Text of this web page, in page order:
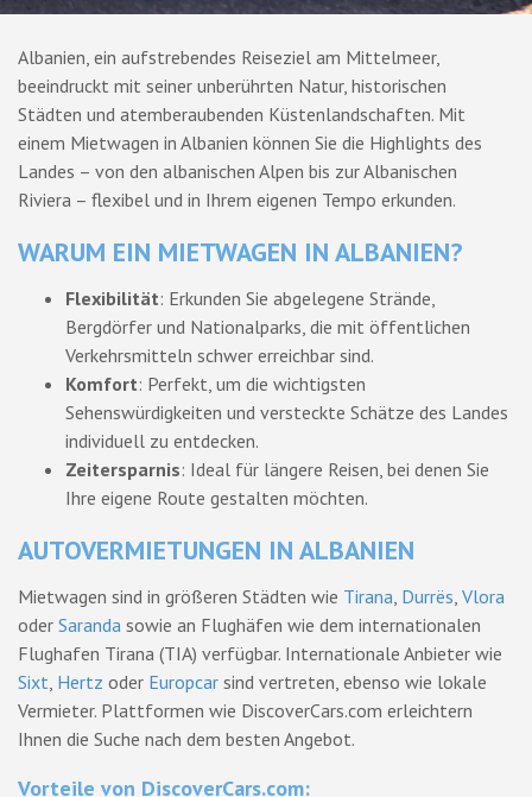
Albanien, ein aufstrebendes Reiseziel am Mittelmeer,
beeindruckt mit seiner unberührten Natur, historischen
Städten und atemberaubenden Küstenlandschaften. Mit
einem Mietwagen in Albanien können Sie die Highlights des
Landes – von den albanischen Alpen bis zur Albanischen
Riviera – flexibel und in Ihrem eigenen Tempo erkunden.
WARUM EIN MIETWAGEN IN ALBANIEN?
Flexibilität: Erkunden Sie abgelegene Strände,
Bergdörfer und Nationalparks, die mit öffentlichen
Verkehrsmitteln schwer erreichbar sind.
Komfort: Perfekt, um die wichtigsten
Sehenswürdigkeiten und versteckte Schätze des Landes
individuell zu entdecken.
Zeitersparnis: Ideal für längere Reisen, bei denen Sie
Ihre eigene Route gestalten möchten.
AUTOVERMIETUNGEN IN ALBANIEN
Mietwagen sind in größeren Städten wie Tirana, Durrës, Vlora
oder Saranda sowie an Flughäfen wie dem internationalen
Flughafen Tirana (TIA) verfügbar. Internationale Anbieter wie
Sixt, Hertz oder Europcar sind vertreten, ebenso wie lokale
Vermieter. Plattformen wie DiscoverCars.com erleichtern
Ihnen die Suche nach dem besten Angebot.
Vorteile von DiscoverCars.com: